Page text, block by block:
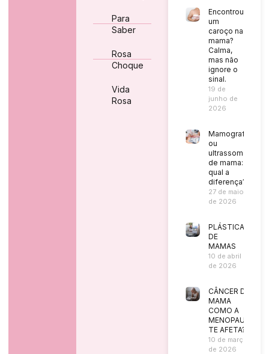
Para
Saber
Rosa
Choque
Vida
Rosa
Encontrou
um
caroço na
mama?
Calma,
mas não
ignore o
sinal.
19 de
junho de
2026
Mamografia
ou
ultrassom
de mama:
qual a
diferença?
27 de maio
de 2026
PLÁSTICA
DE
MAMAS
10 de abril
de 2026
CÂNCER DE
MAMA
COMO A
MENOPAUSA
TE AFETA?
10 de março
de 2026